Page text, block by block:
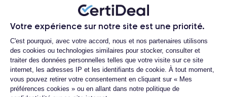
Votre expérience sur notre site est une priorité.
Plateforme de Gestion du
C'est pourquoi, avec votre accord, nous et nos partenaires utilisons
des cookies ou technologies similaires pour stocker, consulter et
traiter des données personnelles telles que votre visite sur ce site
internet, les adresses IP et les identifiants de cookie. À tout moment,
vous pouvez retirer votre consentement en cliquant sur « Mes
préférences cookies » ou en allant dans notre politique de
Est-il possible de payer le MacBook
Pro en plusieurs fois ?
Que se passe-t-il après avoir passé la
commande ?
Quelle société utilisez-vous pour l’
expédition ?
Quels sont les délais de livraison ?